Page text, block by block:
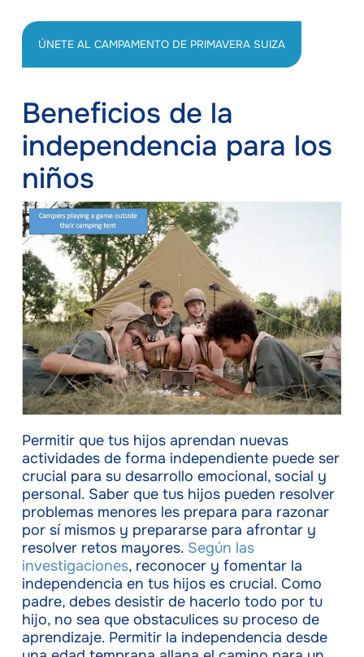
ÚNETE AL CAMPAMENTO DE PRIMAVERA SUIZA
Beneficios de la
independencia para los
niños
Permitir que tus hijos aprendan nuevas
actividades de forma independiente puede ser
crucial para su desarrollo emocional, social y
personal. Saber que tus hijos pueden resolver
problemas menores les prepara para razonar
por sí mismos y prepararse para afrontar y
resolver retos mayores. Según las
investigaciones, reconocer y fomentar la
independencia en tus hijos es crucial. Como
padre, debes desistir de hacerlo todo por tu
hijo, no sea que obstaculices su proceso de
aprendizaje. Permitir la independencia desde